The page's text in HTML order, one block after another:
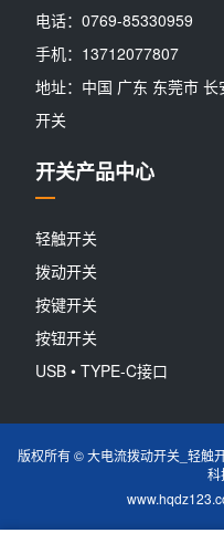
电话：0769-85330959
手机：13712077807
地址：中国 广东 东莞市
开关
开关产品中心
轻触开关
拨动开关
按键开关
按钮开关
USB • TYPE-C接口
版权所有 © 大电流拨动开关_轻触
科